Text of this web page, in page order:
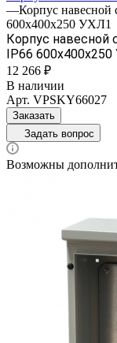
—Корпус
600х400х250 УХЛ1
Корпус навесной
IP66
12 266 ₽
В наличии
Арт. VPSKY66027
Заказать
Задать вопрос
Возможны